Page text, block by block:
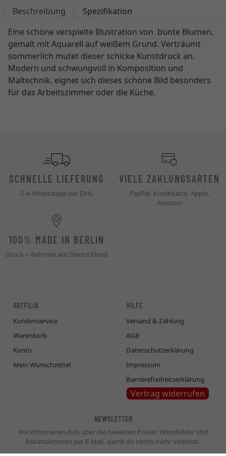
Beschreibung
Spezifikation
Eine schöne verspielte Illustration von bunte Blumen,
gemalt mit Aquarell auf weißem Grund. Verträumt
sommerlich mutet dieser schicke Kunstdruck an.
Modern und schwungvoll in Komposition und
Maltechnik, eignet sich dieses schöne Bild besonders
für das Arbeitszimmer oder die Küche.
SCHNELLE LIEFERUNG
2-4 Arbeitstage per DHL
VIELE ZAHLUNGSARTEN
PayPal, Kreditkarte, Apple,
Amazon
100% MADE IN BERLIN
Druck + Rahmen aus Deutschland
ARTFILIA
Kundenservice
Warenkorb
Konto
Mein Wunschzettel
HILFE
Versand & Zahlung
AGB
Datenschutzerklärung
Impressum
Barrierefreiheitserklärung
Vertrag widerrufen
NEWSLETTER
Wir informieren dich über die neuesten Poster, Wandbilder und
Rabattaktionen per E-Mail, damit du nichts mehr verpasst.